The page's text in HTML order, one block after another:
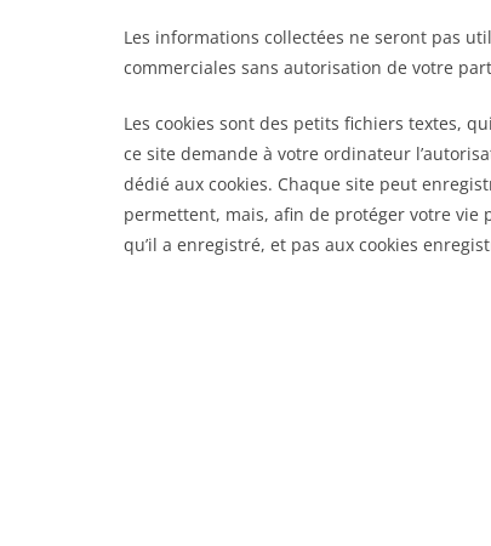
Les informations collectées ne seront pas
commerciales sans autorisation de votre
Les cookies sont des petits fichiers textes,
ce site demande à votre ordinateur
dédié aux cookies. Chaque site peut
permettent, mais, afin de protéger votre vie
qu’il a enregistré, et pas aux cookies